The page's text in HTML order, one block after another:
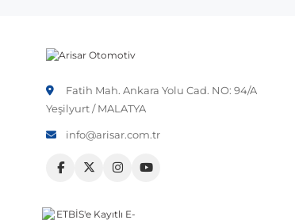
Fatih Mah. Ankara Yolu Cad. NO: 94/A
Yeşilyurt / MALATYA
info@arisar.com.tr